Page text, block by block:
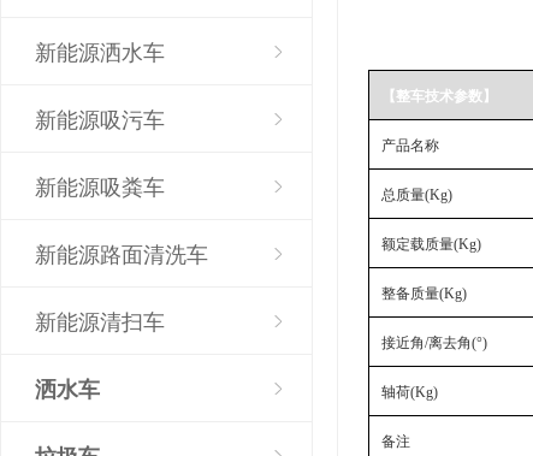
新能源洒水车
新能源吸污车
新能源吸粪车
新能源路面清洗车
新能源清扫车
洒水车
【整车技术参数】
产品名称
总质量(Kg)
额定载质量(Kg)
整备质量(Kg)
接近角/离去角(°)
轴荷(Kg)
备注